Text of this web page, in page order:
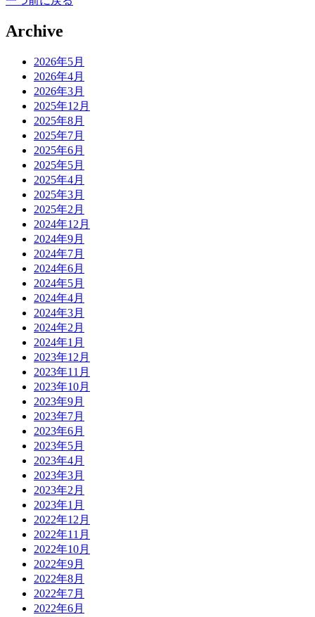
Archive
2026年5月
2026年4月
2026年3月
2025年12月
2025年8月
2025年7月
2025年6月
2025年5月
2025年4月
2025年3月
2025年2月
2024年12月
2024年9月
2024年7月
2024年6月
2024年5月
2024年4月
2024年3月
2024年2月
2024年1月
2023年12月
2023年11月
2023年10月
2023年9月
2023年7月
2023年6月
2023年5月
2023年4月
2023年3月
2023年2月
2023年1月
2022年12月
2022年11月
2022年10月
2022年9月
2022年8月
2022年7月
2022年6月